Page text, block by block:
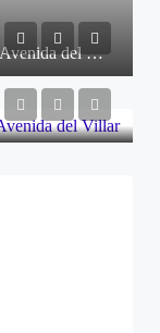
Casa o chalet independiente en venta en Avenida del Villar